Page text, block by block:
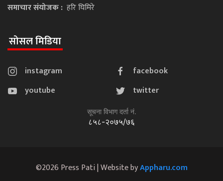
समाचार संयोजक : हरि घिमिरे
सोसल मिडिया
instagram
facebook
youtube
twitter
सूचना विभाग दर्ता नं.
८५८-२०७५/७६
©2026 Press Pati | Website byAppharu.com